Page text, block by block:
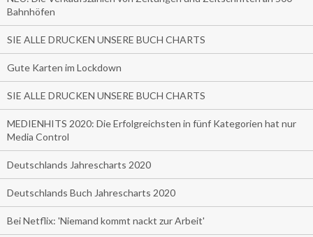
Bahnhöfen
SIE ALLE DRUCKEN UNSERE BUCH CHARTS
Gute Karten im Lockdown
SIE ALLE DRUCKEN UNSERE BUCH CHARTS
MEDIENHITS 2020: Die Erfolgreichsten in fünf Kategorien hat nur
Media Control
Deutschlands Jahrescharts 2020
Deutschlands Buch Jahrescharts 2020
Bei Netflix: 'Niemand kommt nackt zur Arbeit'